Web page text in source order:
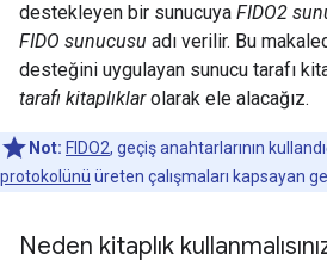
destekleyen bir sunucuya FIDO2
FIDO sunucusu adı verilir. Bu
desteğini uygulayan sunucu tarafı
tarafı kitaplıklarolarak ele alacağız.
Not: FIDO2, geçiş anahtarlarının
protokolünü üreten çalışmaları kapsayan
Neden kitaplık